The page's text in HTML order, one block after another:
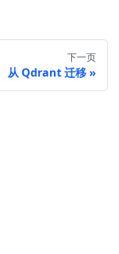
下一页
从 Qdrant 迁移